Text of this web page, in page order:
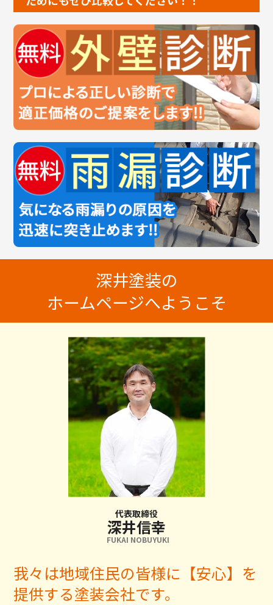
深井塗装の
ホームページへようこそ
代表取締役
深井信幸
FUKAI NOBUYUKI
我々は地域住民の皆様に【安心】を
提供する塗装会社です。